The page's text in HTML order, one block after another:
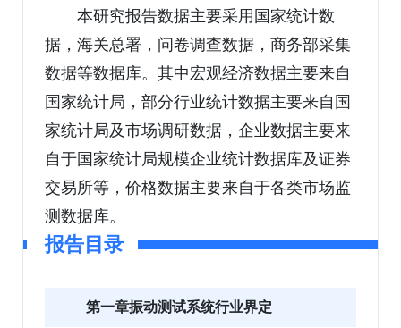
本研究报告数据主要采用国家统计数
据，海关总署，问卷调查数据，商务部采集
数据等数据库。其中宏观经济数据主要来自
国家统计局，部分行业统计数据主要来自国
家统计局及市场调研数据，企业数据主要来
自于国家统计局规模企业统计数据库及证券
交易所等，价格数据主要来自于各类市场监
测数据库。
报告目录
第一章振动测试系统行业界定